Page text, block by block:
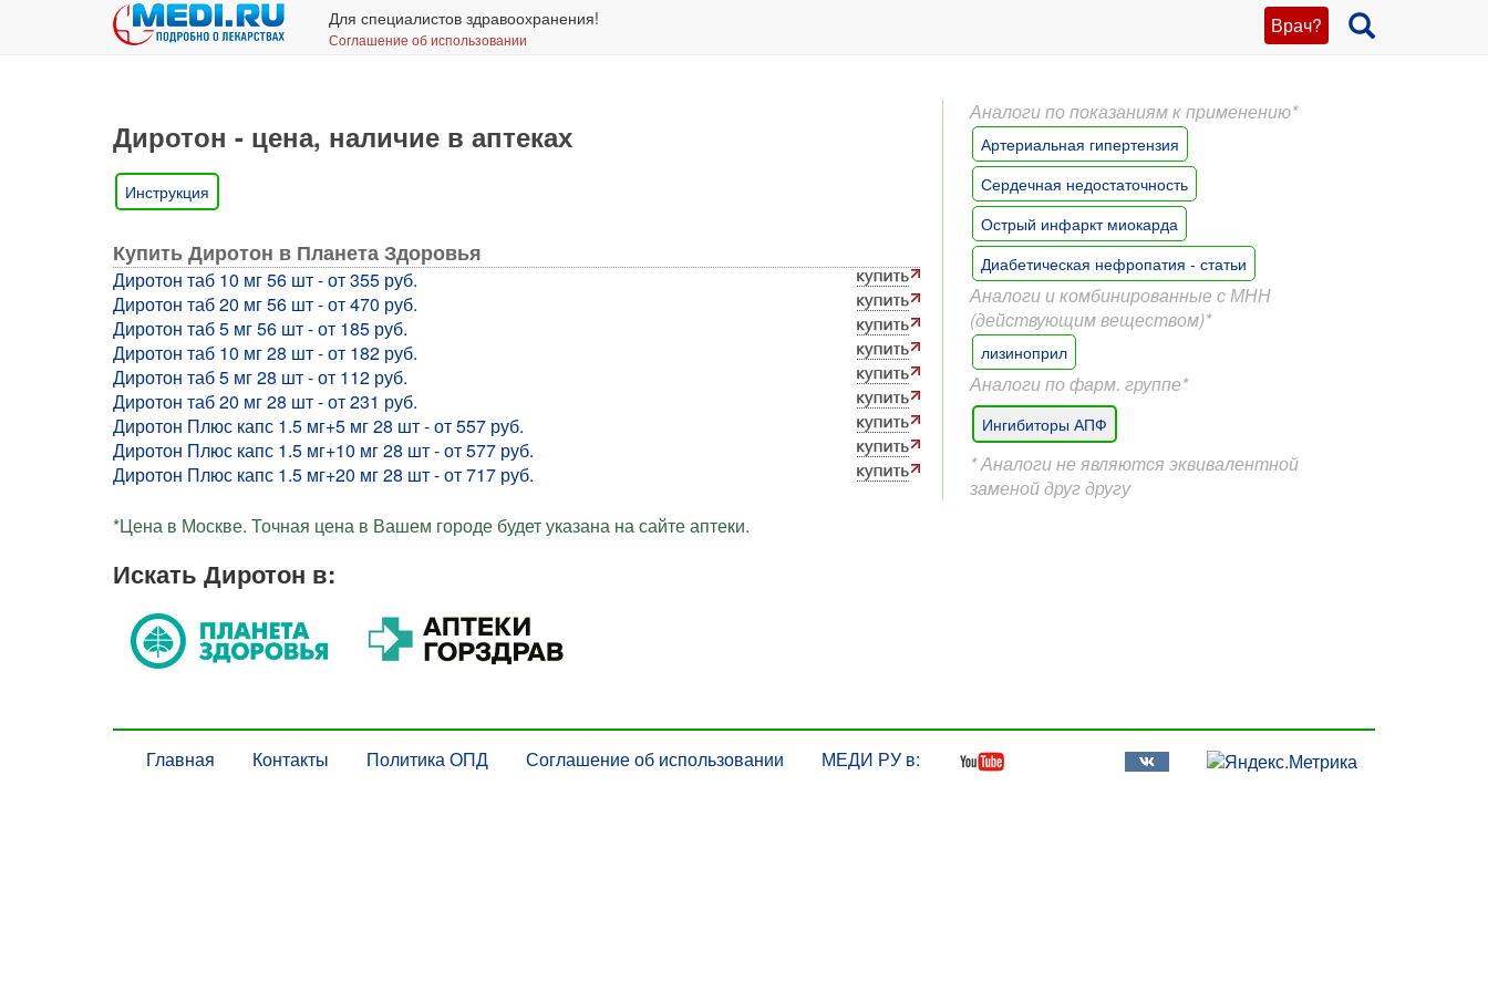
Врач?
Для специалистов здравоохранения!
Соглашение об использовании
Диротон - цена, наличие в аптеках
Инструкция
Купить Диротон в Планета Здоровья
Диротон таб 10 мг 56 шт - от 355 руб.
Диротон таб 20 мг 56 шт - от 470 руб.
Диротон таб 5 мг 56 шт - от 185 руб.
Диротон таб 10 мг 28 шт - от 182 руб.
Диротон таб 5 мг 28 шт - от 112 руб.
Диротон таб 20 мг 28 шт - от 231 руб.
Диротон Плюс капс 1.5 мг+5 мг 28 шт - от 557 руб.
Диротон Плюс капс 1.5 мг+10 мг 28 шт - от 577 руб.
Диротон Плюс капс 1.5 мг+20 мг 28 шт - от 717 руб.
*Цена в Москве. Точная цена в Вашем городе будет указана на сайте аптеки.
Искать Диротон в:
Аналоги по показаниям к применению*
Артериальная гипертензия
Сердечная недостаточность
Острый инфаркт миокарда
Диабетическая нефропатия - статьи
Аналоги и комбинированные с МНН
(действующим веществом)*
лизиноприл
Аналоги по фарм. группе*
Ингибиторы АПФ
* Аналоги не являются эквивалентной
заменой друг другу
Главная Контакты Политика ОПД Соглашение об использовании МЕДИ РУ в: